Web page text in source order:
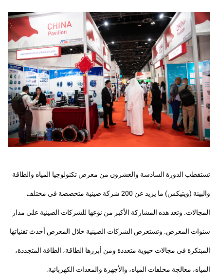
تستقطب الدورة السادسة والعشرون من معرض تكنولوجيا المياه والطاقة
والبيئة (ويتيكس) ما يزيد عن 200 شركة صينية متخصصة في مختلف
المجالات. وتعد هذه المشاركة الأكبر من نوعها للشركات الصينية على مدار
سنوات المعرض. وتستعرض الشركات الصينية خلال المعرض أحدث تقنياتها
المبتكرة في مجالات حيوية متعددة ومن أبرزها الطاقة، الطاقة المتجددة،
المياه، معالجة مخلفات المياه، والأجهزة والمعدات الكهربائية.